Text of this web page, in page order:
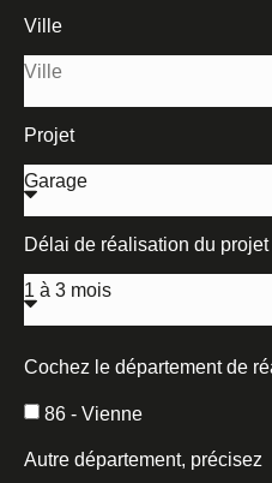
Ville
Projet
Délai de réalisation du projet
Cochez le département de
86 - Vienne
Autre département, précisez